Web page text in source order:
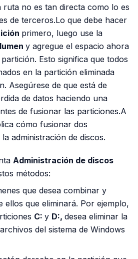
ruta no es tan directa como lo es
de terceros.Lo que debe hacer
primero, luego use la
y agregue el espacio ahora
Esto significa que todos
en la partición eliminada
Asegúrese de que está de
de datos haciendo una
de fusionar las particiones.A
cómo fusionar dos
administración de discos.
Administración de discos
métodos:
que desea combinar y
ellos que eliminará. Por ejemplo,
C: y D:, desea eliminar la
del sistema de Windows